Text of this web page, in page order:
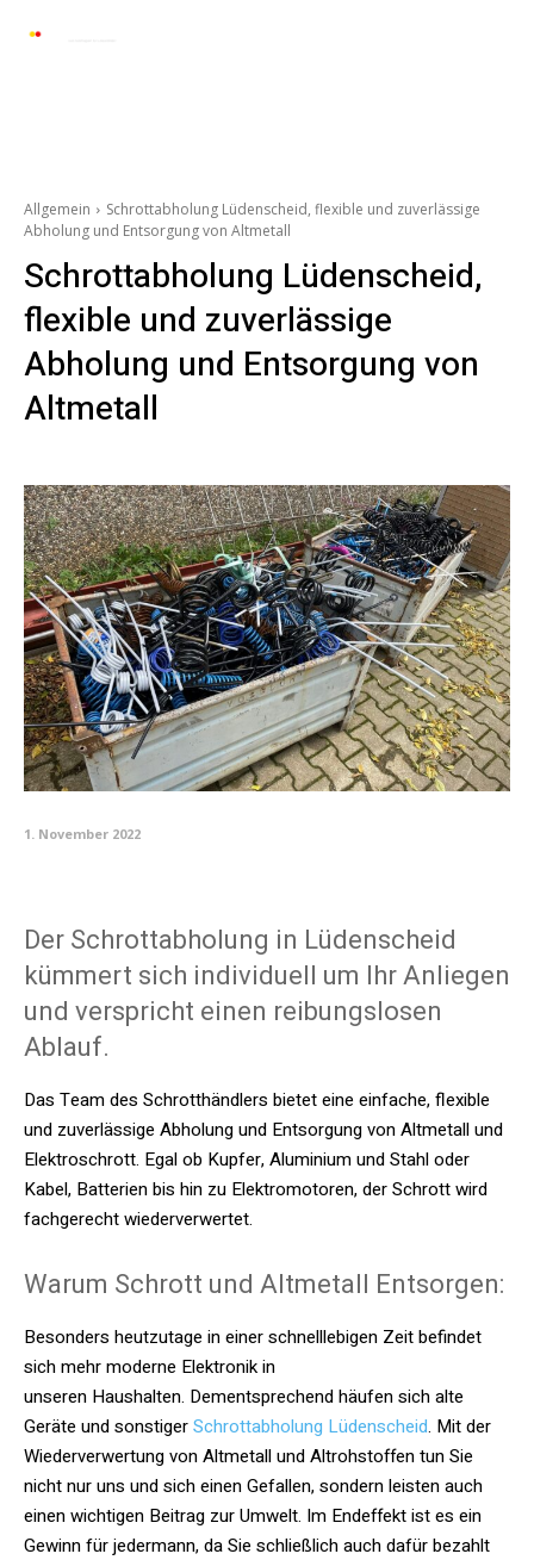
Allgemein
Schrottabholung Lüdenscheid, flexible und zuverlässige
Abholung und Entsorgung von Altmetall
Schrottabholung Lüdenscheid,
flexible und zuverlässige
Abholung und Entsorgung von
Altmetall
1. November 2022
Der Schrottabholung in Lüdenscheid
kümmert sich individuell um Ihr Anliegen
und verspricht einen reibungslosen
Ablauf.
Das Team des Schrotthändlers bietet eine einfache, flexible
und zuverlässige Abholung und Entsorgung von Altmetall und
Elektroschrott. Egal ob Kupfer, Aluminium und Stahl oder
Kabel, Batterien bis hin zu Elektromotoren, der Schrott wird
fachgerecht wiederverwertet.
Warum Schrott und Altmetall Entsorgen:
Besonders heutzutage in einer schnelllebigen Zeit befindet
sich mehr moderne Elektronik in
unseren Haushalten. Dementsprechend häufen sich alte
Geräte und sonstigerSchrottabholung Lüdenscheid. Mit der
Wiederverwertung von Altmetall und Altrohstoffen tun Sie
nicht nur uns und sich einen Gefallen, sondern leisten auch
einen wichtigen Beitrag zur Umwelt. Im Endeffekt ist es ein
Gewinn für jedermann, da Sie schließlich auch dafür bezahlt